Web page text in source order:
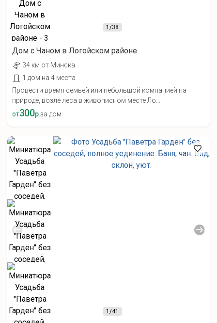
1/38
Дом с Чаном в Логойском районе
34 км от Минска
1 дом на 4 места
Провести время семьей или небольшой компанией на
природе, возле леса в живописном месте Ло...
от300р.за дом
1/41